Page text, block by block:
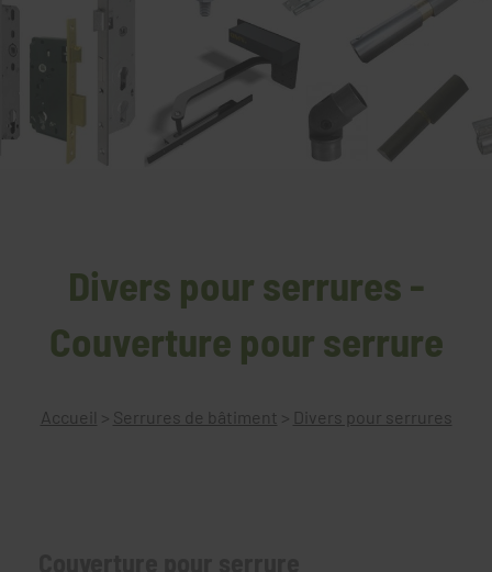
Divers pour serrures -
Couverture pour serrure
Accueil > Serrures de bâtiment > Divers pour serrures